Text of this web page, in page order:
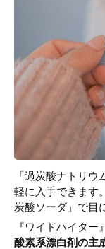
「過炭酸ナトリ
軽に入手できます。
炭酸ソーダ」で目
『ワイドハイタ
酸素系漂白剤の主